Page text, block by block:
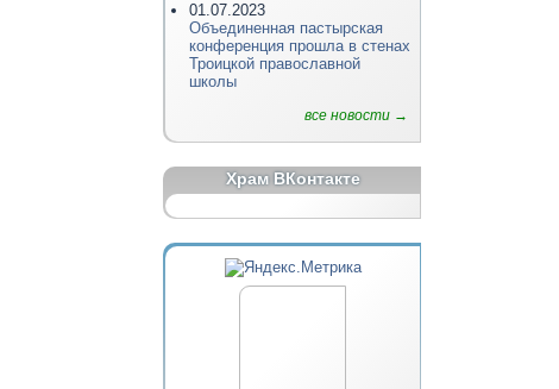
01.07.2023
Объединенная пастырская
конференция прошла в стенах
Троицкой православной
школы
все новости →
Храм ВКонтакте